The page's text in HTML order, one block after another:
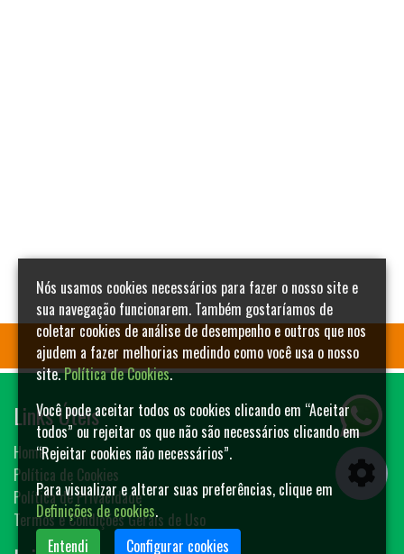
Links Úteis
Home
Política de Cookies
Política de Privacidade
Termos e Condições Gerais de Uso
Nós usamos cookies necessários para fazer o nosso site e
sua navegação funcionarem. Também gostaríamos de
coletar cookies de análise de desempenho e outros que nos
ajudem a fazer melhorias medindo como você usa o nosso
site.Política de Cookies.
Você pode aceitar todos os cookies clicando em “Aceitar
todos” ou rejeitar os que não são necessários clicando em
“Rejeitar cookies não necessários”.
Para visualizar e alterar suas preferências, clique em
Definições de cookies.
Entendi
Configurar cookies